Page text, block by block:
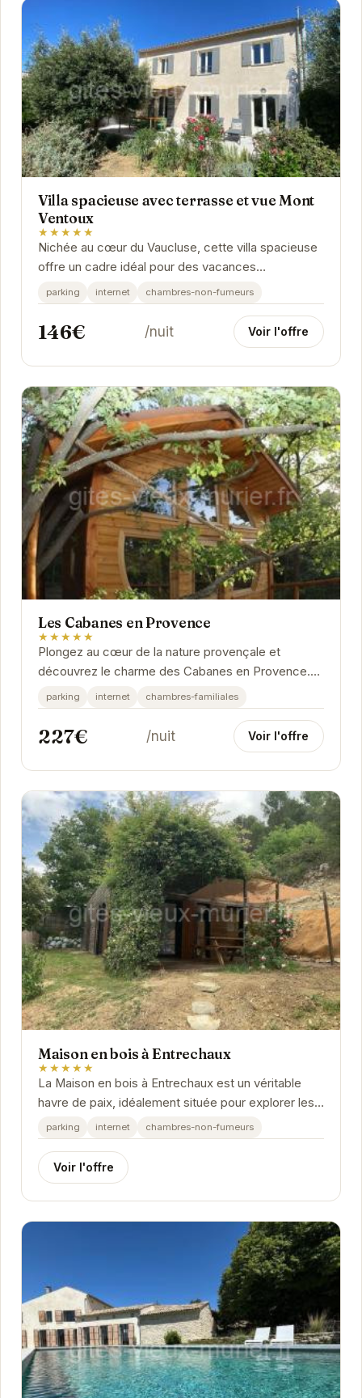
Villa spacieuse avec terrasse et vue Mont
Ventoux
★★★★★
Nichée au cœur du Vaucluse, cette villa spacieuse
offre un cadre idéal pour des vacances
reposantes. La terrasse, avec sa vue imprenable
sur le...
parking internet chambres-non-fumeurs
146€ /nuit Voir l'offre
Les Cabanes en Provence
★★★★★
Plongez au cœur de la nature provençale et
découvrez le charme des Cabanes en Provence.
Situées à Entrechaux, ces cabanes offrent un
cadre...
parking internet chambres-familiales
227€ /nuit Voir l'offre
Maison en bois à Entrechaux
★★★★★
La Maison en bois à Entrechaux est un véritable
havre de paix, idéalement située pour explorer les
merveilles de la Provence. Avec son charme...
parking internet chambres-non-fumeurs
Voir l'offre